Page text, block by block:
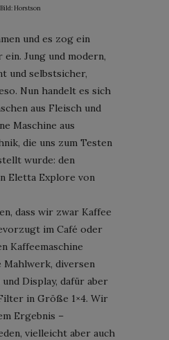
Horstson
und es zog ein
Jung und modern,
und selbstsicher,
Nun handelt es sich
aus Fleisch und
Maschine aus
die uns zum Testen
wurde: den
Eletta Explore von
dass wir zwar Kaffee
im Café oder
Kaffeemaschine
diversen
Display, dafür aber
in Größe 1×4. Wir
Ergebnis –
vielleicht aber auch